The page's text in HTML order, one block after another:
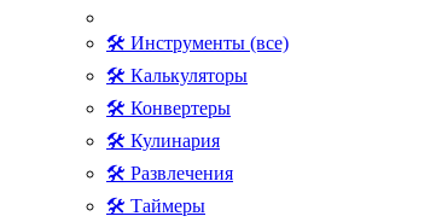
🛠 Инструменты (все)
🛠 Калькуляторы
🛠 Конвертеры
🛠 Кулинария
🛠 Развлечения
🛠 Таймеры